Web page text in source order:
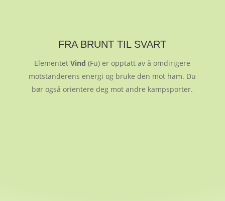
FRA BRUNT TIL SVART
ElementetVind (Fu) er opptatt av å omdirigere
motstanderens energi og bruke den mot ham. Du
bør også orientere deg mot andre kampsporter.